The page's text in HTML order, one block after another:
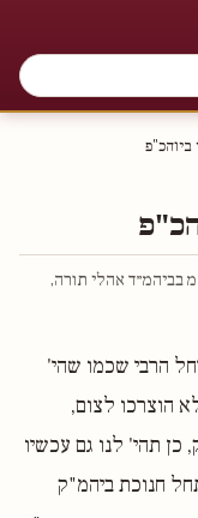
בביהמ״ד אהלי תורה,
הרבי שכמו שהי'
הוצרכו לצום,
כן תהי' לנו גם עכשיו
חנוכת ביהמ"ק